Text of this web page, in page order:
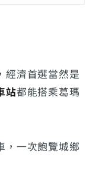
經濟首選當然是
站都能搭乘葛瑪
，一次飽覽城鄉